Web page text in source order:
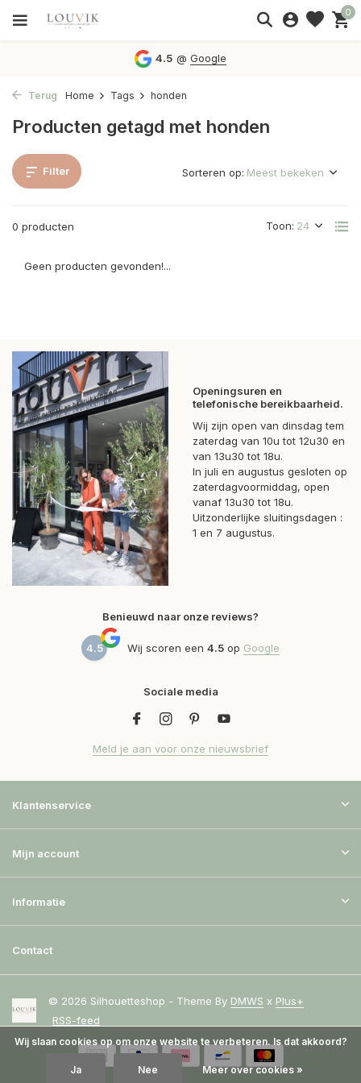
0
4.5 @Google
Terug Home Tags honden
Producten getagd met honden
Filter
0 producten Toon:
Sorteren op:
Geen producten gevonden!...
Openingsuren en
telefonische bereikbaarheid.
Wij zijn open van dinsdag tem
zaterdag van 10u tot 12u30 en
van 13u30 tot 18u.
In juli en augustus gesloten op
zaterdagvoormiddag, open
vanaf 13u30 tot 18u.
Uitzonderlijke sluitingsdagen :
1 en 7 augustus.
Benieuwd naar onze reviews?
4.5 Wij scoren een 4.5 op Google
Sociale media
Meld je aan voor onze nieuwsbrief
Klantenservice
Mijn account
Informatie
Contact
© 2026 Silhouetteshop - Theme By DMWS x Plus+
RSS-feed
Wij slaan cookies op om onze website te verbeteren. Is dat akkoord?
Ja Nee Meer over cookies »